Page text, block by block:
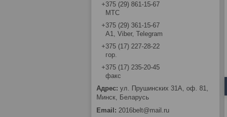
+375 (29) 861-15-67
МТС
+375 (29) 361-15-67
А1, Viber, Telegram
+375 (17) 227-28-22
гор.
+375 (17) 235-20-45
факс
ул. Прушинских 31А, оф. 81,
Минск, Беларусь
2016belt@mail.ru